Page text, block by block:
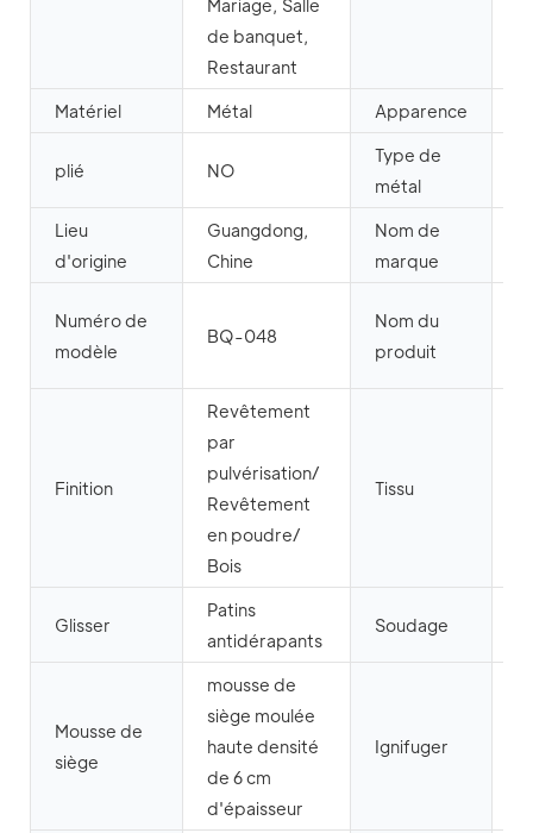
Mariage, Salle
de banquet,
Restaurant
Matériel Métal Apparence
plié NO
Type de
métal
Lieu
d'origine
Guangdong,
Chine
Nom de
marque
Numéro de
modèle
BQ-048
Nom du
produit
Finition
Revêtement
par
pulvérisation/
Revêtement
en poudre/
Bois
Tissu
Glisser
Patins
antidérapants
Soudage
Mousse de
siège
mousse de
siège moulée
haute densité
de 6 cm
d'épaisseur
Ignifuger